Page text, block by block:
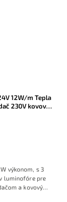
12W/m Tepla
230V kovový
výkonom, s 3
luminofóre pre
a kovovým